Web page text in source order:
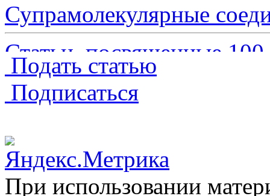
Супрамолекулярные
Статьи, посвященные
Структура
Краткие сообщения
Подать статью
Подписаться
При использовании